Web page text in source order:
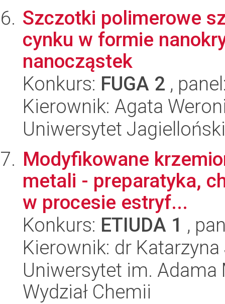
Szczotki polimerowe
cynku w formie
nanocząstek
Konkurs: FUGA 2 ,
Kierownik: Agata
Uniwersytet
Modyfikowane
metali - preparatyka,
w procesie estryf...
Konkurs: ETIUDA 1 ,
Kierownik: dr
Uniwersytet im.
Wydział Chemii